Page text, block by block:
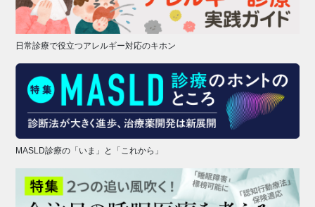
日常診療で役立つアレルギー対応のキホン
MASLD診療の「いま」と「これから」